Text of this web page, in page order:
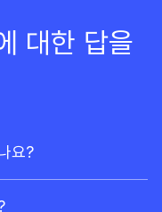
대한 답을
요?
다. 하지만 웹사이트
입해 사이트 익스플로